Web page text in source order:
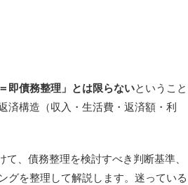
即債務整理」とは限らないということ
済構造（収入・生活費・返済額・利
、債務整理を検討すべき判断基準、
グを整理して解説します。迷っている